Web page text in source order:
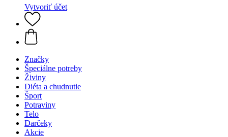
Vytvoriť účet
Značky
Špeciálne potreby
Živiny
Diéta a chudnutie
Šport
Potraviny
Telo
Darčeky
Akcie